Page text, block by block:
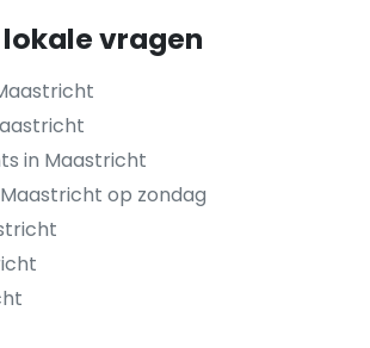
vragen
in Maastricht
op zondag